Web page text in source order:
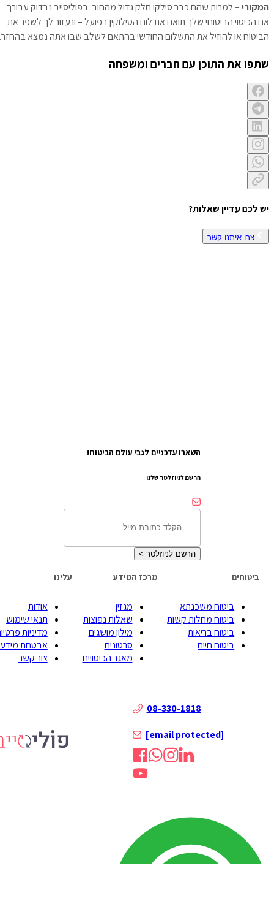
המקורי– למרות שהם כבר סילקו חלק גדול מהחוב. בפוליסייב נבדוק עבורך
אם הכיסוי הביטוחי שלך תואם את לוח הסילוקין בפועל – ונעזור לך לשפר את
הביטוח או להוזיל את התשלום החודשי בהתאם לשלב שבו אתה נמצא בהחזר.
שתפו את התוכן עם חברים ומשפחה
יש לכם עדיין שאלות?
צרו איתנו קשר
השארו עדכניים לגבי עולם הביטוח!
הרשם לניוזלטר שלנו
הרשם לניוזלטר >
ביטוחים
ביטוח משכנתא
ביטוח מחלות קשות
ביטוח בריאות
ביטוח חיים
מרכז המידע
מגזין
שאלות נפוצות
מילון מושגים
סרטונים
מאגר הכיסויים
עלינו
אודות
תנאי שימוש
מדיניות פרטיות
אבטחת מידע
צור קשר
08-330-1818
[email protected]